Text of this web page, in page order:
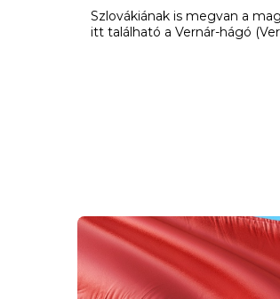
Szlovákiának is megvan a
itt található a Vernár-hágó